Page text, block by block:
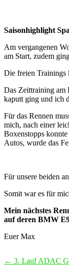
Saisonhighlight
Am vergangenen
am Start, zudem
Die freien Trainings
Das Zeittraining am
kaputt ging und ich
Für das Rennen
mich, nach einer
Boxenstopps
Autos, wurde das
Für unsere beiden
Somit war es für
Mein nächstes
auf deren BMW
Euer Max
← 3. Lauf ADAC